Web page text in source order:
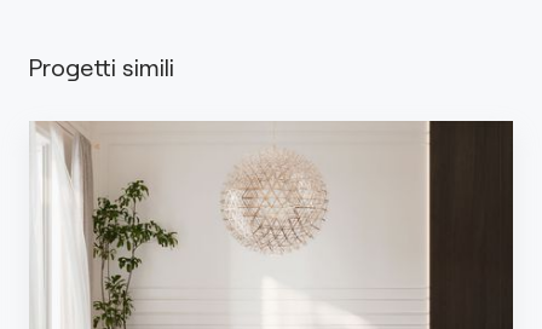
Progetti simili